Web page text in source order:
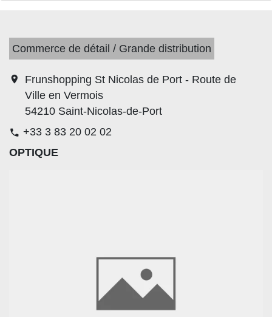
Commerce de détail / Grande distribution
location_on
Frunshopping St Nicolas de Port - Route de
Ville en Vermois
54210 Saint-Nicolas-de-Port
phone +33 3 83 20 02 02
OPTIQUE